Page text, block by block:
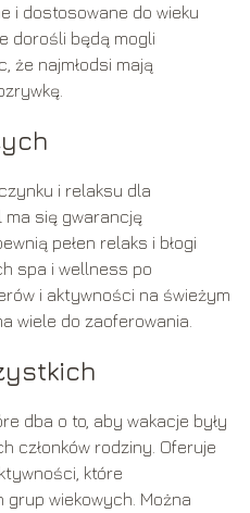
i dostosowane do wieku
dorośli będą mogli
że najmłodsi mają
i relaksu dla
ma się gwarancję
pełen relaks i błogi
spa i wellness po
i aktywności na świeżym
wiele do zaoferowania.
dba o to, aby wakacje były
członków rodziny. Oferuje
które
wiekowych. Można